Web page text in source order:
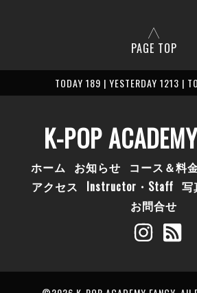
PAGE TOP
TODAY 189 | YESTERDAY 1213 |
K-POP
ホーム お知らせ コース＆料
アクセス
Instructor・Staff 写
お問合せ